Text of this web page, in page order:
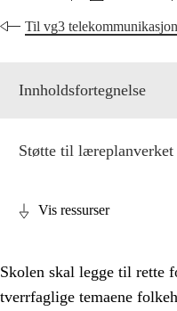
Til vg3
Innholdsfortegnelse
Støtte til læreplanverket
Vis ressurser
Skolen skal legge til rette
tverrfaglige temaene